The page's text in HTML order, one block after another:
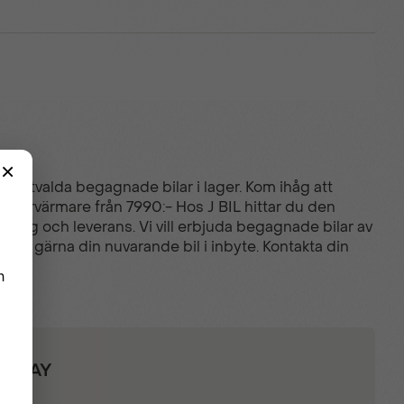
utvalda begagnade bilar i lager. Kom ihåg att
från 7990:- Hos J BIL hittar du den
och leverans. Vi vill erbjuda begagnade bilar av
gärna din nuvarande bil i inbyte. Kontakta din